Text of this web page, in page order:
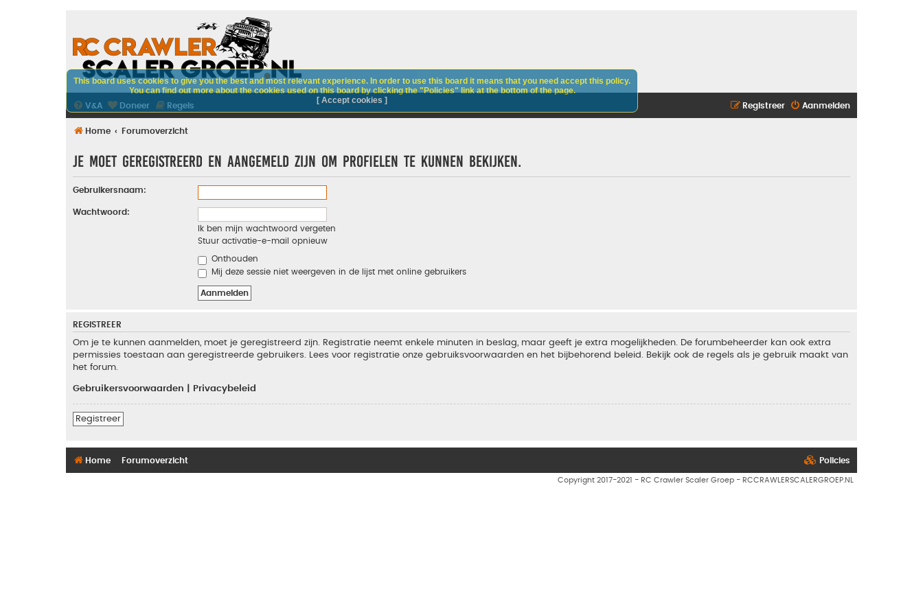
V&A Doneer Regels Aanmelden
Registreer
Home Forumoverzicht
Je moet geregistreerd en aangemeld zijn om profielen te kunnen bekijken.
Gebruikersnaam:
Wachtwoord:
Ik ben mijn wachtwoord vergeten
Stuur activatie-e-mail opnieuw
Onthouden
Mij deze sessie niet weergeven in de lijst met online gebruikers
REGISTREER
Om je te kunnen aanmelden, moet je geregistreerd zijn. Registratie neemt enkele minuten in beslag, maar geeft je extra mogelijkheden. De forumbeheerder kan ook extra
permissies toestaan aan geregistreerde gebruikers. Lees voor registratie onze gebruiksvoorwaarden en het bijbehorend beleid. Bekijk ook de regels als je gebruik maakt van
het forum.
Gebruikersvoorwaarden Privacybeleid
Registreer
This board uses cookies to give you the best and most relevant experience. In order to use this board it means that you need accept this policy.
You can find out more about the cookies used on this board by clicking the "Policies" link at the bottom of the page.
[ Accept cookies ]
Home Forumoverzicht Policies
Copyright 2017-2021 - RC Crawler Scaler Groep - RCCRAWLERSCALERGROEP.NL